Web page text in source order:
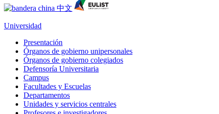
Universidad
Presentación
Órganos de gobierno unipersonales
Órganos de gobierno colegiados
Defensoría Universitaria
Campus
Facultades y Escuelas
Departamentos
Unidades y servicios centrales